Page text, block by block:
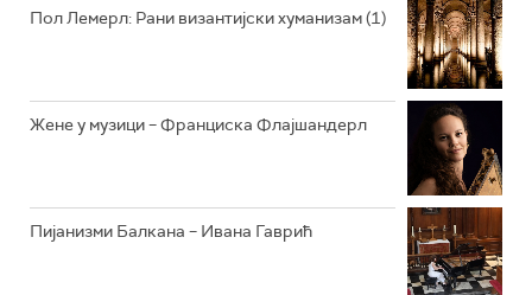
Пол Лемерл: Рани византијски хуманизам (1)
Жене у музици – Франциска Флајшандерл
Пијанизми Балкана – Ивана Гаврић